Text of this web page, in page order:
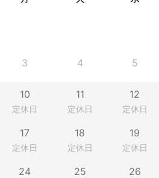
3 4 5
10
定休日
11
定休日
12
定休日
17
定休日
18
定休日
19
定休日
24 25 26